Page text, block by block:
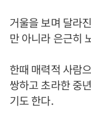
거울을 보며 달라
만 아니라 은근히
한때 매력적 사람
쌍하고 초라한 중
기도 한다.